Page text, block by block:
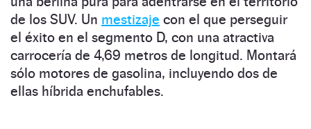
de los SUV. Un mestizaje con el que perseguir
el éxito en el segmento D, con una atractiva
carrocería de 4,69 metros de longitud. Montará
sólo motores de gasolina, incluyendo dos de
ellas híbrida enchufables.